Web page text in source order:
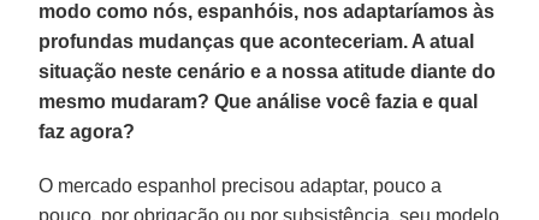
modo como nós, espanhóis, nos adaptaríamos às
profundas mudanças que aconteceriam. A atual
situação neste cenário e a nossa atitude diante do
mesmo mudaram? Que análise você fazia e qual
faz agora?
O mercado espanhol precisou adaptar, pouco a
pouco, por obrigação ou por subsistência, seu modelo